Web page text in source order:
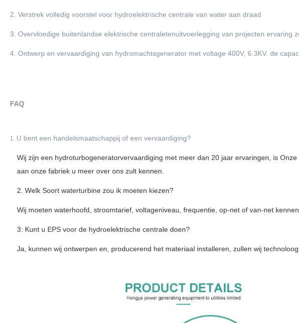
2. Verstrek volledig voorstel voor hydroelektrische centrale van water aan draad
3. Overvloedige buitenlandse elektrische centraletenuitvoerlegging van projecten ervaring
4. Ontwerp en vervaardiging van hydromachtsgenerator met voltage 400V, 6.3KV. de
FAQ
1. U bent een handelsmaatschappij of een vervaardiging?
Wij zijn een hydroturbogeneratorvervaardiging met meer dan 20 jaar ervaringen, is
aan onze fabriek u meer over ons zult kennen.
2. Welk Soort waterturbine zou ik moeten kiezen?
Wij moeten waterhoofd, stroomtarief, voltageniveau, frequentie, op-net of van-net
3: Kunt u EPS voor de hydroelektrische centrale doen?
Ja, kunnen wij ontwerpen en, producerend het materiaal installeren, zullen wij